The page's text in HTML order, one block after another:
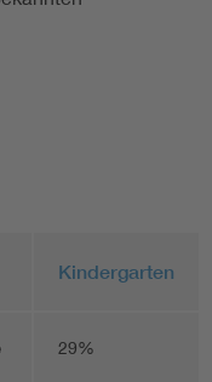
Kindergarten
29%